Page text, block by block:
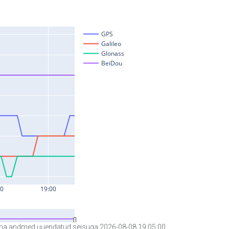
andmed uuendatud seisuga 2026-08-08 19:05:00